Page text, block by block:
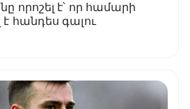
որոշել է՝ որ համարի
հանդես գալու